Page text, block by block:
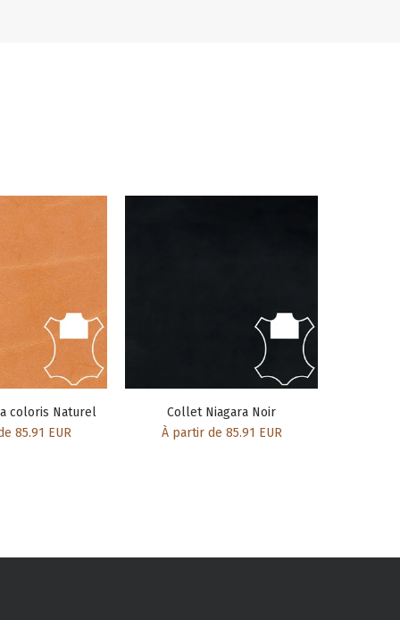
coloris Naturel
85.91 EUR
Collet Niagara Noir
À partir de 85.91 EUR